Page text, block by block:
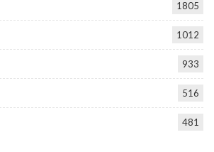
1805
1012
933
516
481